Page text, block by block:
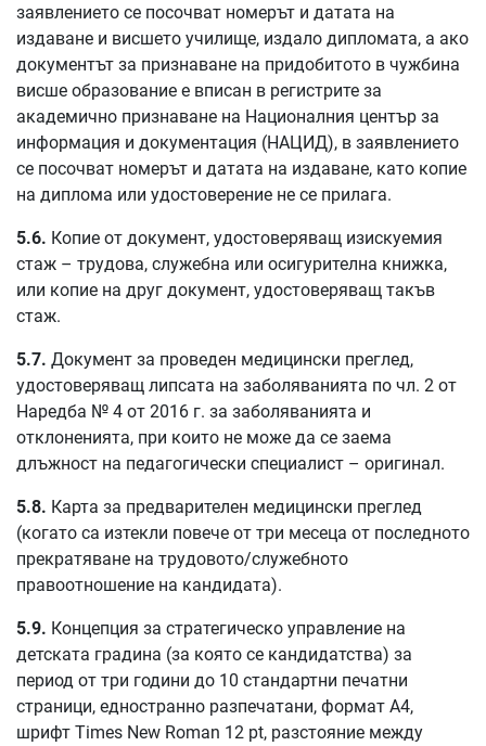
заявлението се посочват номерът и датата на
издаване и висшето училище, издало дипломата, а ако
документът за признаване на придобитото в чужбина
висше образование е вписан в регистрите за
академично признаване на Националния център за
информация и документация (НАЦИД), в заявлението
се посочват номерът и датата на издаване, като копие
на диплома или удостоверение не се прилага.
5.6. Копие от документ, удостоверяващ изискуемия
стаж – трудова, служебна или осигурителна книжка,
или копие на друг документ, удостоверяващ такъв
стаж.
5.7. Документ за проведен медицински преглед,
удостоверяващ липсата на заболяванията по чл. 2 от
Наредба № 4 от 2016 г. за заболяванията и
отклоненията, при които не може да се заема
длъжност на педагогически специалист – оригинал.
5.8. Карта за предварителен медицински преглед
(когато са изтекли повече от три месеца от последното
прекратяване на трудовото/служебното
правоотношение на кандидата).
5.9. Концепция за стратегическо управление на
детската градина (за която се кандидатства) за
период от три години до 10 стандартни печатни
страници, едностранно разпечатани, формат А4,
шрифт Times New Roman 12 pt, разстояние между